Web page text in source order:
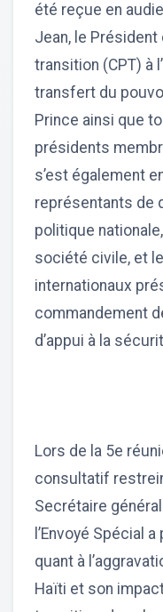
été reçue en
Jean, le
transition (CPT) à
transfert du
Prince ainsi que
présidents
s’est également
représentants de
politique
société civile, et
internationaux
commandement
d’appui à la
Lors de la 5e
consultatif
Secrétaire
l’Envoyé Spécial
quant à
Haïti et son